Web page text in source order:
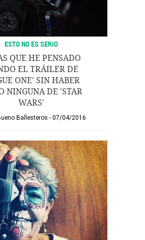
ESTO NO ES SERIO
QUE HE PENSADO
EL TRÁILER DE
ONE' SIN HABER
NINGUNA DE 'STAR
WARS'
Ballesteros 07/04/2016